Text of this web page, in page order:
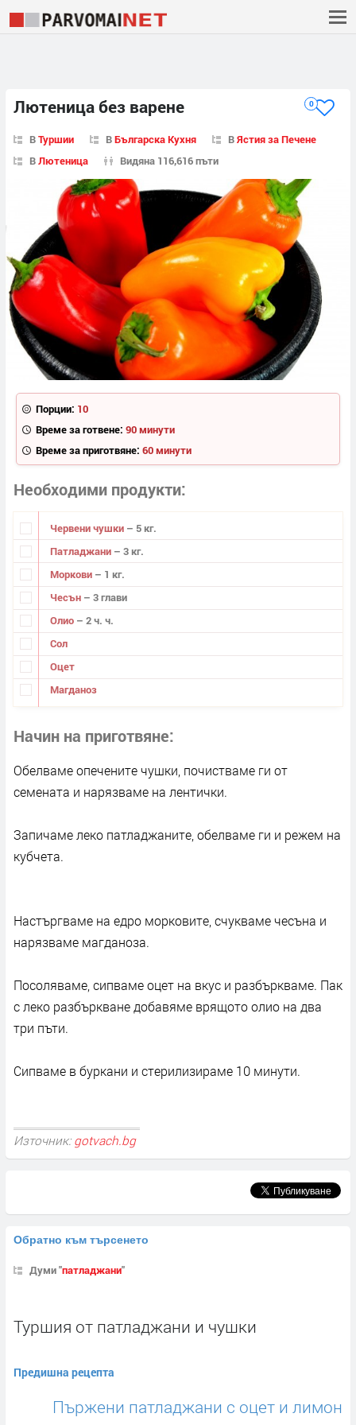
Лютеница без варене 0
ВТуршии ВБългарска Кухня ВЯстия за Печене
ВЛютеница Видяна 116,616 пъти
Порции: 10
Време за готвене: 90 минути
Време за приготвяне: 60 минути
Необходими продукти
Червени чушки – 5 кг.
Патладжани – 3 кг.
Моркови – 1 кг.
Чесън – 3 глави
Олио – 2 ч. ч.
Сол
Оцет
Магданоз
Начин на приготвяне
Обелваме опечените чушки, почистваме ги от
семената и нарязваме на лентички.
Запичаме леко патладжаните, обелваме ги и режем на
кубчета.
Настъргваме на едро морковите, счукваме чесъна и
нарязваме магданоза.
Посоляваме, сипваме оцет на вкус и разбъркваме. Пак
с леко разбъркване добавяме врящото олио на два
три пъти.
Сипваме в буркани и стерилизираме 10 минути.
Източник: gotvach.bg
Обратно към търсенето
Думи "патладжани"
Туршия от патладжани и чушки
Предишна рецепта
Пържени патладжани с оцет и лимон